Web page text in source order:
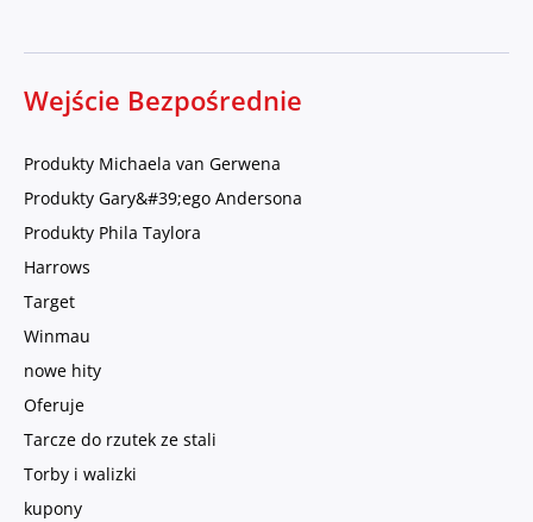
Wejście Bezpośrednie
Produkty Michaela van Gerwena
Produkty Gary&#39;ego Andersona
Produkty Phila Taylora
Harrows
Target
Winmau
nowe hity
Oferuje
Tarcze do rzutek ze stali
Torby i walizki
kupony